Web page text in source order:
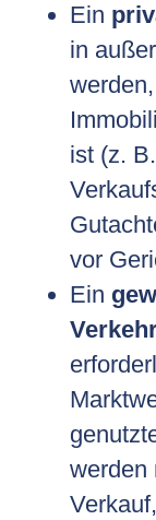
Ein
in
ist (z.
vor
Ein
werden